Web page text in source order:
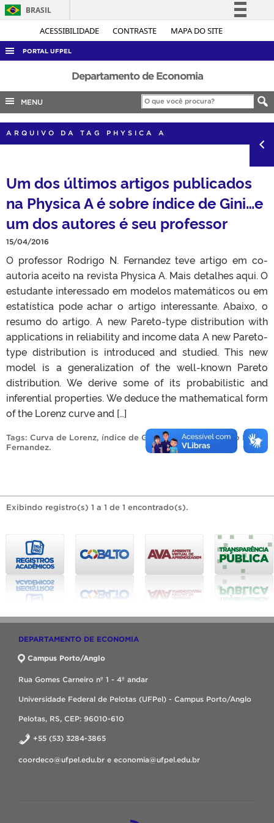
ACESSIBILIDADE CONTRASTE MAPA DO SITE
BRASIL
Simplifique!
Legislação
Canais
PORTAL UFPEL
ACESSO À INFORMAÇÃO
AUDITORIA
COBALTO
CONCURSOS
OUVIDORIA
PORTARIAS
TELEFONES
Departamento de Economia
MENU
ARQUIVO DA TAG PHYSICA A
Um dos últimos artigos publicados
na Physica A é sobre índice de Gini…e
um dos autores é seu professor
15/04/2016
O professor Rodrigo N. Fernandez teve artigo em co-
autoria aceito na revista Physica A. Mais detalhes aqui. O
estudante interessado em modelos matemáticos ou em
estatística pode achar o artigo interessante. Abaixo, o
resumo do artigo. A new Pareto-type distribution with
applications in reliability and income data A new Pareto-
type distribution is introduced and studied. This new
model is a generalization of the well-known Pareto
distribution. We derive some of its probabilistic and
inferential properties. We deduce the mathematical form
of the Lorenz curve and […]
Tags: Curva de Lorenz, índice de Gini,Physica A,Rodrigo N
Fernandez.
Exibindo registro(s) 1 a 1 de 1 encontrado(s).
DEPARTAMENTO DE ECONOMIA
Campus Porto/Anglo
Rua Gomes Carneiro nº 1 - 4º andar
Universidade Federal de Pelotas (UFPel) - Campus Porto/Anglo
Pelotas, RS, CEP: 96010-610
+55 (53) 3284-3865
coordeco@ufpel.edu.br e economia@ufpel.edu.br